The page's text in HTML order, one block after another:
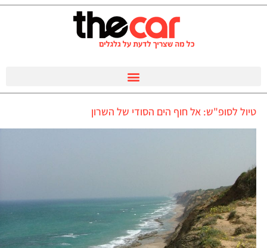
טיול לסופ"ש: אל חוף הים הסודי של השרון